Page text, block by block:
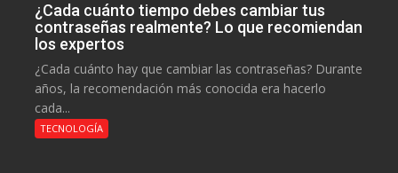
¿Cada cuánto tiempo debes cambiar tus
contraseñas realmente? Lo que recomiendan
los expertos
¿Cada cuánto hay que cambiar las contraseñas? Durante
años, la recomendación más conocida era hacerlo
cada...
TECNOLOGÍA